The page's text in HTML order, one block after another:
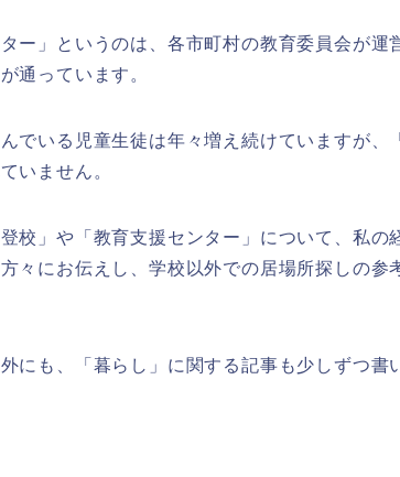
ター」というのは、各市町村の教育委員会が運
通っています。
でいる児童生徒は年々増え続けていますが、
いません。
校」や「教育支援センター」について、私の
々にお伝えし、学校以外での居場所探しの参
にも、「暮らし」に関する記事も少しずつ書